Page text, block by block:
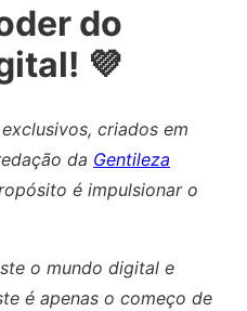
do
💜
criados em
da Gentileza
é impulsionar o
o mundo digital e
é apenas o começo de